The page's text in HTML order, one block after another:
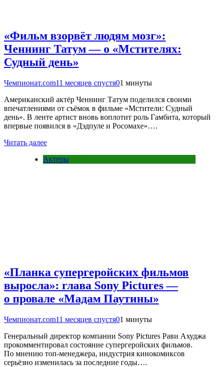
«Фильм взорвёт людям мозг»:
Ченнинг Татум — о «Мстителях:
Судный день»
Чемпионат.com11 месяцев спустя01 минуты
Американский актёр Ченнинг Татум поделился своими
впечатлениями от съёмок в фильме «Мстители: Судный
день». В ленте артист вновь воплотит роль Гамбита, который
впервые появился в «Дэдпуле и Росомахе»….
Читать далее
Актеры
«Планка супергеройских фильмов
выросла»: глава Sony Pictures —
о провале «Мадам Паутины»
Чемпионат.com11 месяцев спустя01 минуты
Генеральный директор компании Sony Pictures Рави Ахуджа
прокомментировал состояние супергеройских фильмов.
По мнению топ-менеджера, индустрия кинокомиксов
серьёзно изменилась за последние годы….